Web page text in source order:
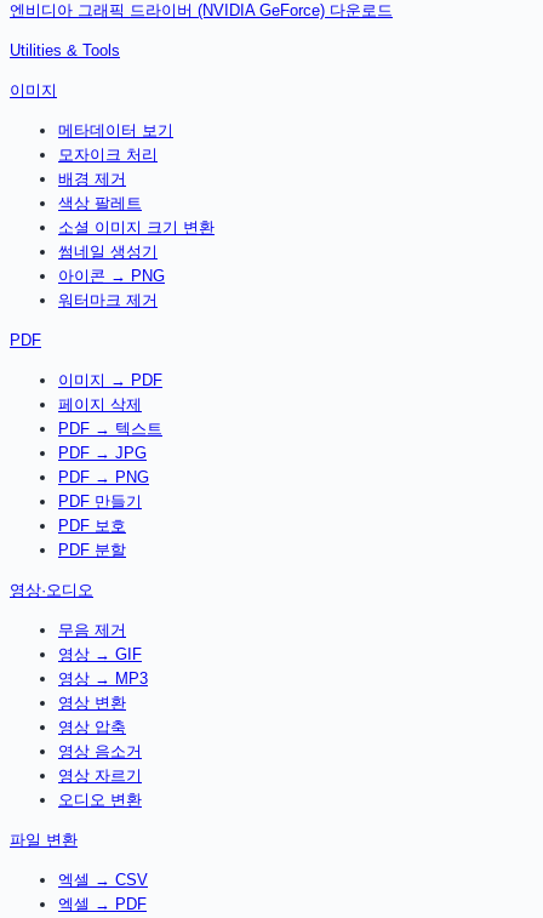
엔비디아 그래픽 드라이버 (NVIDIA GeForce) 다운로드
Utilities & Tools
이미지
메타데이터 보기
모자이크 처리
배경 제거
색상 팔레트
소셜 이미지 크기 변환
썸네일 생성기
아이콘 → PNG
워터마크 제거
PDF
이미지 → PDF
페이지 삭제
PDF → 텍스트
PDF → JPG
PDF → PNG
PDF 만들기
PDF 보호
PDF 분할
영상·오디오
무음 제거
영상 → GIF
영상 → MP3
영상 변환
영상 압축
영상 음소거
영상 자르기
오디오 변환
파일 변환
엑셀 → CSV
엑셀 → PDF